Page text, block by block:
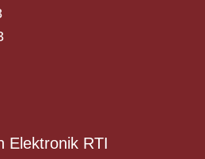
Elektronik RTI